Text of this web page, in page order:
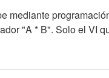
mediante
"A * B". Solo el VI